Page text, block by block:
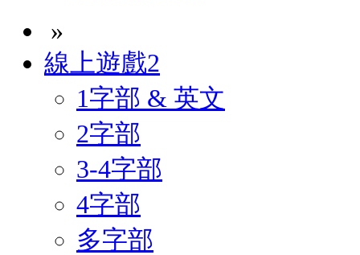
»
線上遊戲2
1字部 & 英文
2字部
3-4字部
4字部
多字部